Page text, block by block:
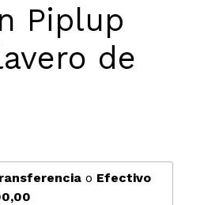
Piplup
de
o Efectivo